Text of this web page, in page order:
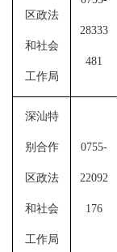
区政法
和社会
工作局
28333
481
深汕特
别合作
区政法
和社会
工作局
0755-
22092
176